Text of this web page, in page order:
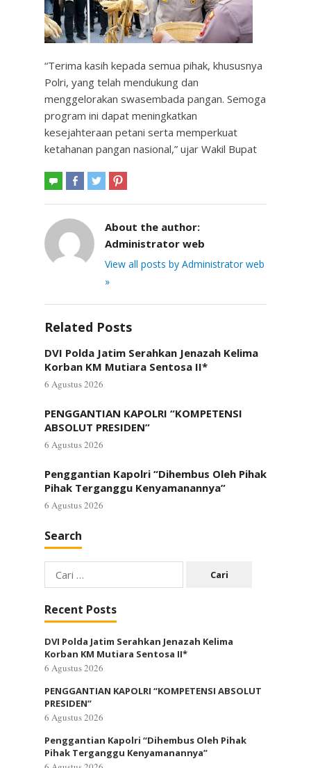
“Terima kasih kepada semua pihak, khususnya
Polri, yang telah mendukung dan
menggelorakan swasembada pangan. Semoga
program ini dapat meningkatkan
kesejahteraan petani serta memperkuat
ketahanan pangan nasional,” ujar Wakil Bupat
About the author:
Administrator web
View all posts by Administrator web
»
Related Posts
DVI Polda Jatim Serahkan Jenazah Kelima
Korban KM Mutiara Sentosa II*
6 Agustus 2026
PENGGANTIAN KAPOLRI “KOMPETENSI
ABSOLUT PRESIDEN”
6 Agustus 2026
Penggantian Kapolri “Dihembus Oleh Pihak
Pihak Terganggu Kenyamanannya”
6 Agustus 2026
Search
Cari
untuk:
Recent Posts
DVI Polda Jatim Serahkan Jenazah Kelima
Korban KM Mutiara Sentosa II*
6 Agustus 2026
PENGGANTIAN KAPOLRI “KOMPETENSI ABSOLUT
PRESIDEN”
6 Agustus 2026
Penggantian Kapolri “Dihembus Oleh Pihak
Pihak Terganggu Kenyamanannya”